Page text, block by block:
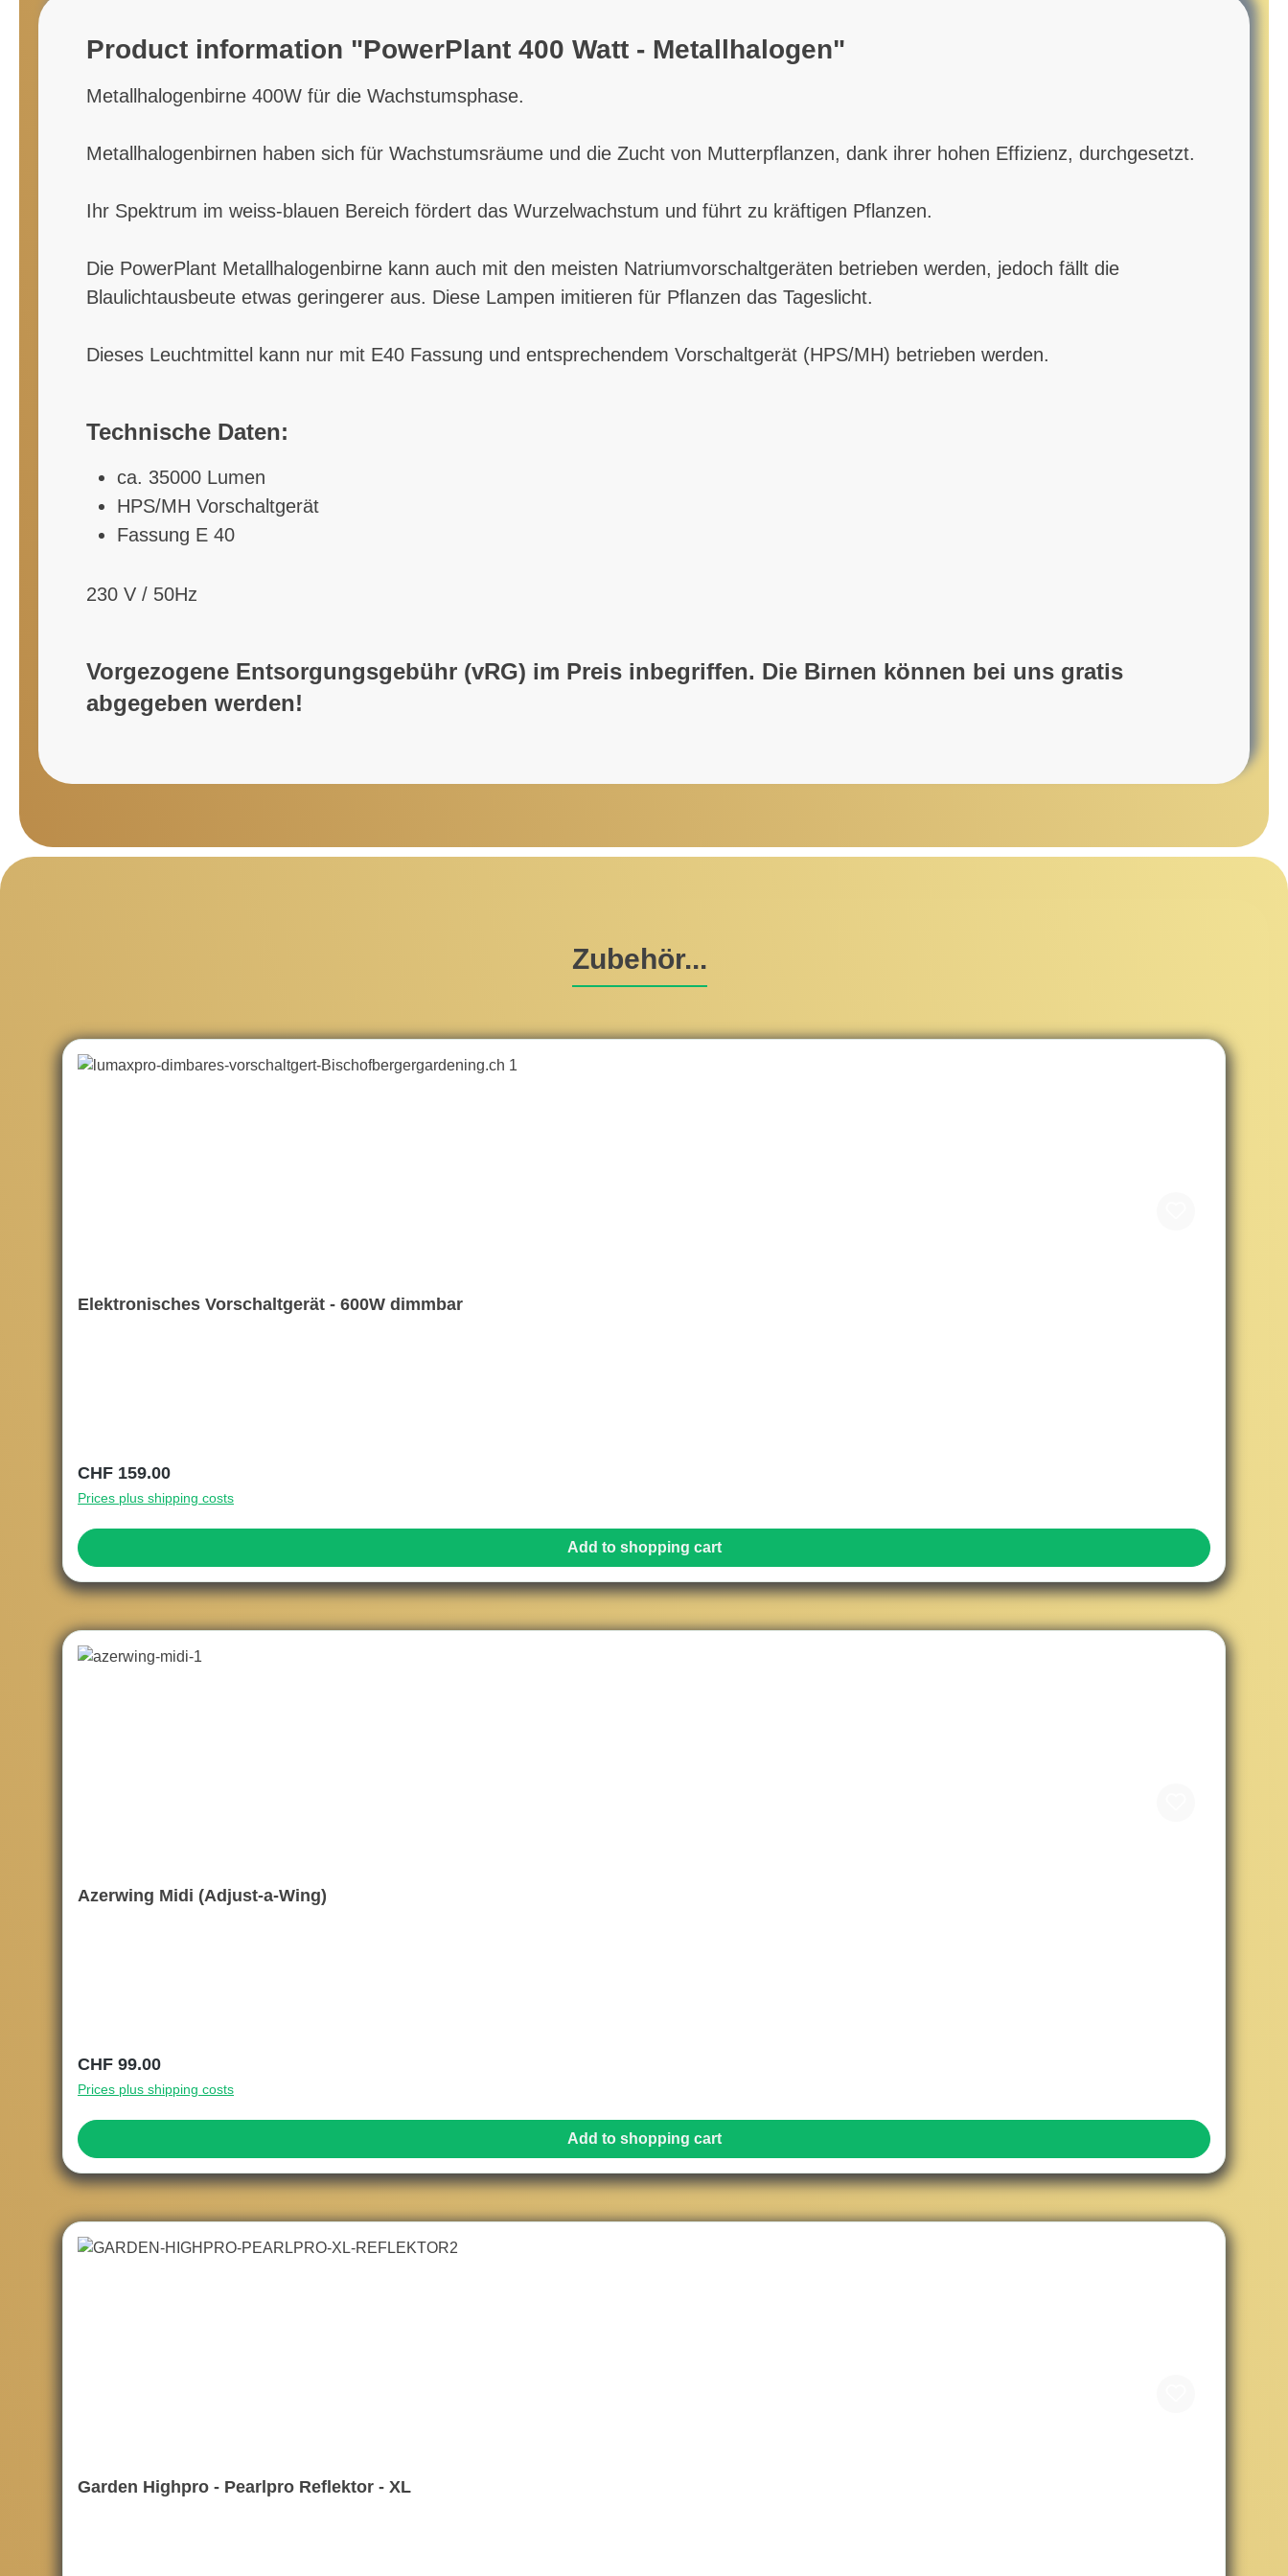
Product information "PowerPlant 400 Watt - Metallhalogen"
Metallhalogenbirne 400W für die Wachstumsphase.
Metallhalogenbirnen haben sich für Wachstumsräume und die Zucht von Mutterpflanzen, dank ihrer hohen Effizienz, durchgesetzt.
Ihr Spektrum im weiss-blauen Bereich fördert das Wurzelwachstum und führt zu kräftigen Pflanzen.
Die PowerPlant Metallhalogenbirne kann auch mit den meisten Natriumvorschaltgeräten betrieben werden, jedoch fällt die
Blaulichtausbeute etwas geringerer aus. Diese Lampen imitieren für Pflanzen das Tageslicht.
Dieses Leuchtmittel kann nur mit E40 Fassung und entsprechendem Vorschaltgerät (HPS/MH) betrieben werden.
Technische Daten:
ca. 35000 Lumen
HPS/MH Vorschaltgerät
Fassung E 40
230 V / 50Hz
Vorgezogene Entsorgungsgebühr (vRG) im Preis inbegriffen. Die Birnen können bei uns gratis
abgegeben werden!
Zubehör...
Elektronisches Vorschaltgerät - 600W dimmbar
Regular price:
CHF 159.00
Prices plus shipping costs
Add to shopping cart
Azerwing Midi (Adjust-a-Wing)
Regular price:
CHF 99.00
Prices plus shipping costs
Add to shopping cart
Garden Highpro - Pearlpro Reflektor - XL